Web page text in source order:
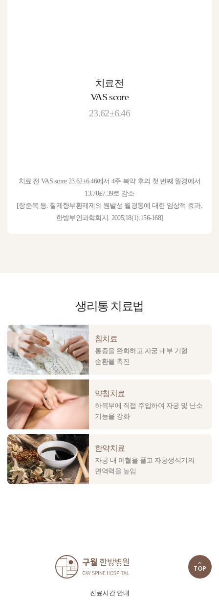
치료전
VAS score
23.62±6.46
치료 전 VAS score 23.62±6.46에서 4주 복약 후의 첫 번째 월경에서
13.70±7.39로 감소
[장준복 등. 칠제향부환제제의 원발성 월경통에 대한 임상적 효과.
한방부인과학회지. 2005;18(1):156-168]
생리통치료법
침치료
통증을 완화하고 자궁 내부 기혈
순환을 촉진
약침치료
하복부에 직접 주입하여 자궁 및 난소
기능을 강화
한약치료
자궁 내 어혈을 풀고 자궁생식기의
면역력을 높임
TOP
진료시간 안내